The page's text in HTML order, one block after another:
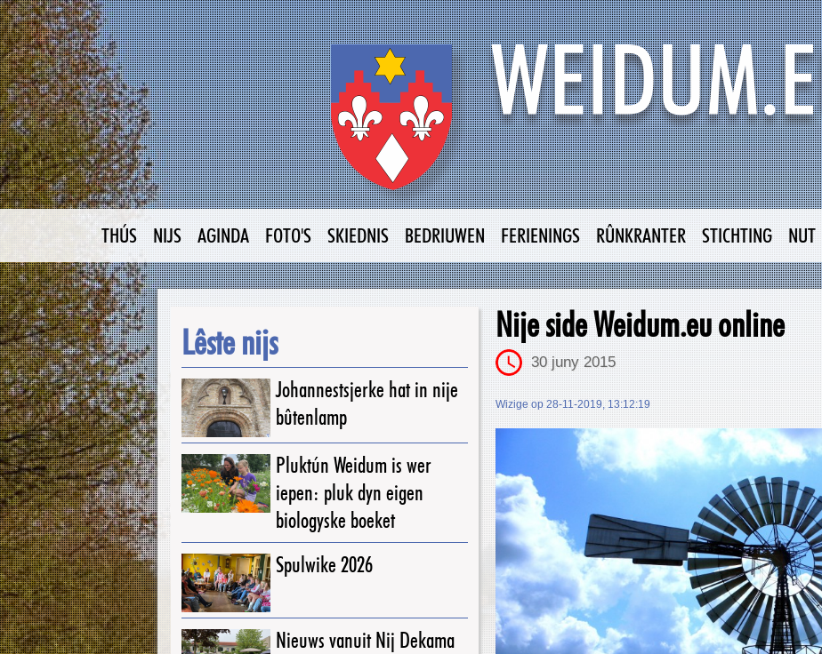
THÚS NIJS AGINDA FOTO'S SKIEDNIS BEDRIUWEN FERIENINGS RÛNKRANTER STICHTING NUT
Lêste nijs
Johannestsjerke hat in nije
bûtenlamp
Pluktún Weidum is wer
iepen: pluk dyn eigen
biologyske boeket
Spulwike 2026
Nieuws vanuit Nij Dekama
Nije side Weidum.eu online
30 juny 2015
Wizige op 28-11-2019, 13:12:19